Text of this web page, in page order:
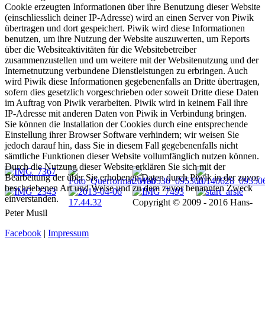
Cookie erzeugten Informationen über ihre Benutzung dieser Website
(einschliesslich deiner IP-Adresse) wird an einen Server von Piwik
übertragen und dort gespeichert. Piwik wird diese Informationen
benutzen, um ihre Nutzung der Website auszuwerten, um Reports
über die Websiteaktivitäten für die Websitebetreiber
zusammenzustellen und um weitere mit der Websitenutzung und der
Internetnutzung verbundene Dienstleistungen zu erbringen. Auch
wird Piwik diese Informationen gegebenenfalls an Dritte übertragen,
sofern dies gesetzlich vorgeschrieben oder soweit Dritte diese Daten
im Auftrag von Piwik verarbeiten. Piwik wird in keinem Fall ihre
IP-Adresse mit anderen Daten von Piwik in Verbindung bringen.
Sie können die Installation der Cookies durch eine entsprechende
Einstellung ihrer Browser Software verhindern; wir weisen Sie
jedoch darauf hin, dass Sie in diesem Fall gegebenenfalls nicht
sämtliche Funktionen dieser Website vollumfänglich nutzen können.
Durch die Nutzung dieser Website erklären Sie sich mit der
Bearbeitung der über Sie erhobenen Daten durch Piwik in der zuvor
beschriebenen Art und Weise und zu dem zuvor benannten Zweck
einverstanden.
Copyright © 2009 - 2016 Hans-
Peter Musil
Facebook | Impressum